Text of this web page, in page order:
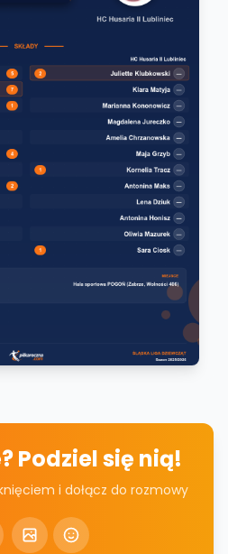
Podziel się nią!
i dołącz do rozmowy